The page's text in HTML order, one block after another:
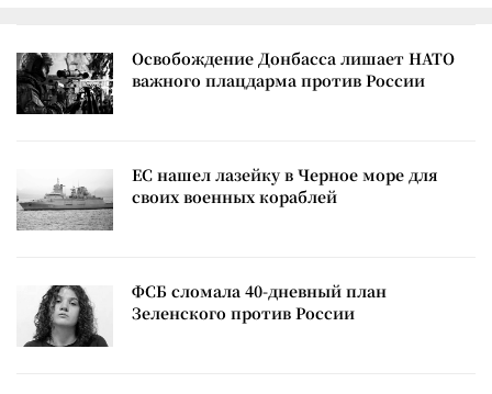
Освобождение Донбасса лишает НАТО
важного плацдарма против России
ЕС нашел лазейку в Черное море для
своих военных кораблей
ФСБ сломала 40-дневный план
Зеленского против России